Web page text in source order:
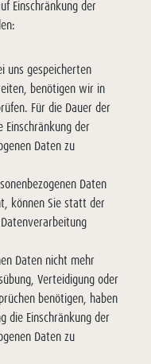
Einschränkung der
uns gespeicherten
benötigen wir in
Für die Dauer der
Einschränkung der
Daten zu
Daten
können Sie statt der
Daten nicht mehr
Verteidigung oder
benötigen, haben
die Einschränkung der
Daten zu